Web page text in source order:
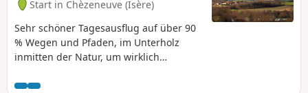
Start in Chèzeneuve (Isère)
Sehr schöner Tagesausflug auf über 90
% Wegen und Pfaden, im Unterholz
inmitten der Natur, um wirklich
Jallieu und Lyon entfernt.